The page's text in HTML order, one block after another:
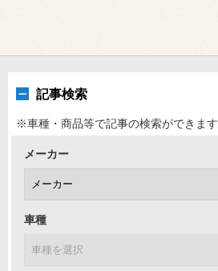
記事検索
※車種・商品等で記事の検索ができます
メーカー
車種